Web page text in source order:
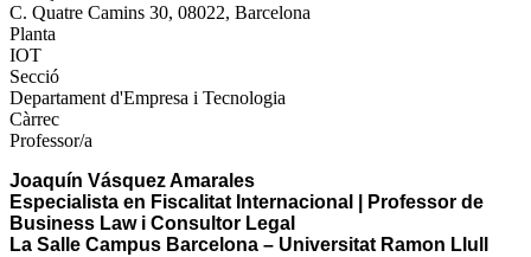
C. Quatre Camins 30, 08022, Barcelona
Planta
IOT
Secció
Departament d'Empresa i Tecnologia
Càrrec
Professor/a
Joaquín Vásquez Amarales
Especialista en Fiscalitat Internacional | Professor de
Business Law i Consultor Legal
La Salle Campus Barcelona – Universitat Ramon Llull